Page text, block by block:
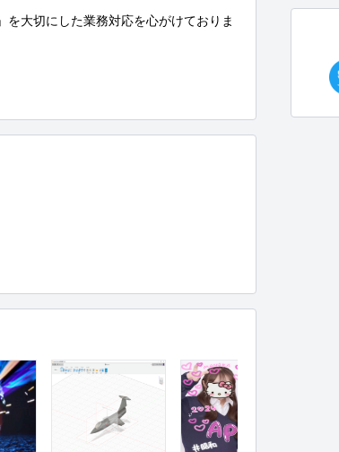
を大切にした業務対応を心がけておりま